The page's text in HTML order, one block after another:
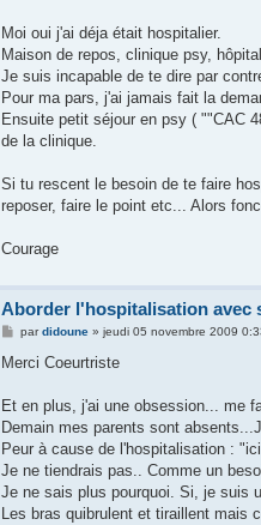
g
Moi oui j'ai déja était hospitalier.
Maison de repos, clinique psy,
Je suis incapable de te dire par
Pour ma pars, j'ai jamais fait la
Ensuite petit séjour en psy ( ""CAC
de la clinique.
Si tu rescent le besoin de te faire
reposer, faire le point etc... Alors
Courage
Aborder l'hospitalisation avec
M
s
g
pardidoune» jeudi 05 novembre 2009
Merci Coeurtriste
Et en plus, j'ai une obsession... me
Demain mes parents sont
Peur à cause de l'hospitalisation :
Je ne tiendrais pas.. Comme un
Je ne sais plus pourquoi. Si, je suis
Les bras quibrulent et tiraillent mais